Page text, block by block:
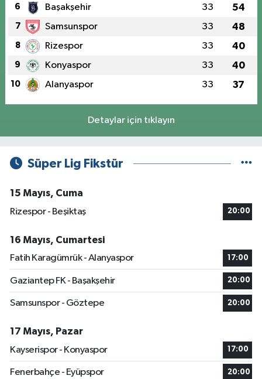
6 Başakşehir 33 54
7 Samsunspor 33 48
8 Rizespor 33 40
9 Konyaspor 33 40
10 Alanyaspor 33 37
Detaylar için tıklayın
Süper Lig Fikstür
15 Mayıs, Cuma
Rizespor - Beşiktaş
20:00
16 Mayıs, Cumartesi
Fatih Karagümrük - Alanyaspor
17:00
Gaziantep FK - Başakşehir 20:00
Samsunspor - Göztepe 20:00
17 Mayıs, Pazar
Kayserispor - Konyaspor
17:00
Fenerbahçe - Eyüpspor 20:00